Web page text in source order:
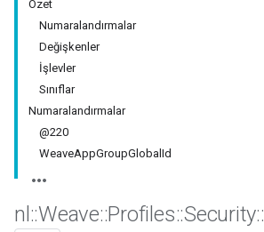
Özet
Numaralandırmalar
Değişkenler
İşlevler
Sınıflar
Numaralandırmalar
@220
WeaveAppGroupGlobalId
nl ::Weave::Profiles::Security::